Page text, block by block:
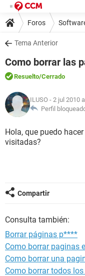
Foros
Tema Anterior
Como borrar las
Resuelto/Cerrado
ILUSO - 2 jul 2010
Perfil
Hola, que puedo
visitadas?
Compartir
Consulta también:
Borrar páginas p****
Como borrar paginas
Como borrar una
Como borrar todos